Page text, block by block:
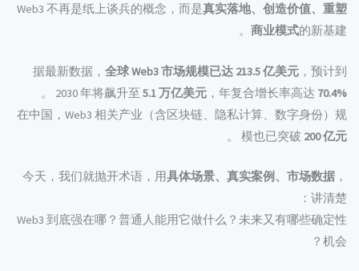
Web3 不再是纸上谈兵的概念，而是真实落地、创造价值、重塑
商业模式的新基建。
据最新数据， 全球 Web3 市场规模已达 213.5 亿美元 ，预计到
2030 年将飙升至 5.1 万亿美元 ，年复合增长率高达 70.4%
。
在中国，Web3 相关产业（含区块链、隐私计算、数字身份）规
模也已突破 200 亿元
。
今天，我们就抛开术语，用具体场景、真实案例、市场数据 ，
讲清楚：
Web3 到底强在哪？普通人能用它做什么？未来又有哪些确定性
机会？